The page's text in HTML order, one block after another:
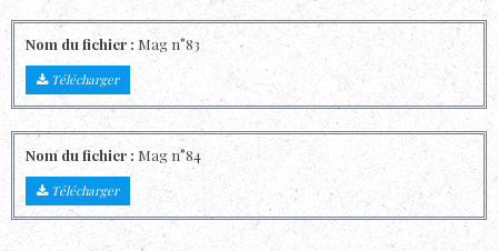
Nom du fichier : Mag n°83
Télécharger
Nom du fichier : Mag n°84
Télécharger